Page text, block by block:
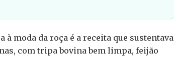
moda da roça é a receita que sustentava
com tripa bovina bem limpa, feijão